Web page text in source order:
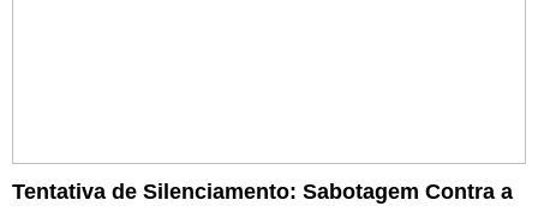
Tentativa de Silenciamento: Sabotagem Contra a